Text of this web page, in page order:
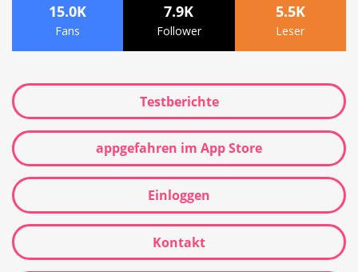
15.0K
Fans
7.9K
Follower
5.5K
Leser
Testberichte
appgefahren im App Store
Einloggen
Kontakt